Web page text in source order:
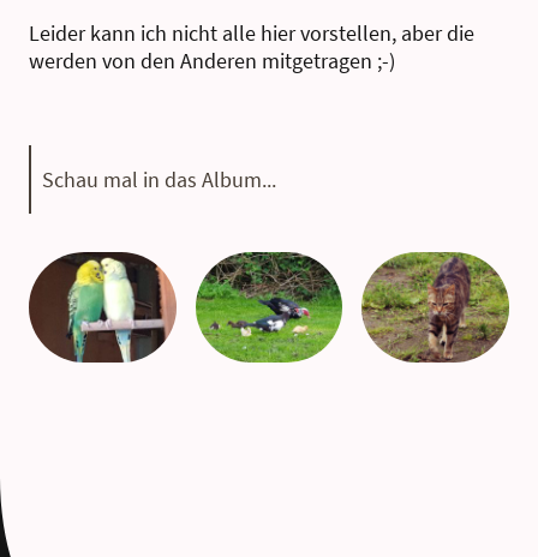
Leider kann ich nicht alle hier vorstellen, aber die
werden von den Anderen mitgetragen ;-)
Schau mal in das Album...